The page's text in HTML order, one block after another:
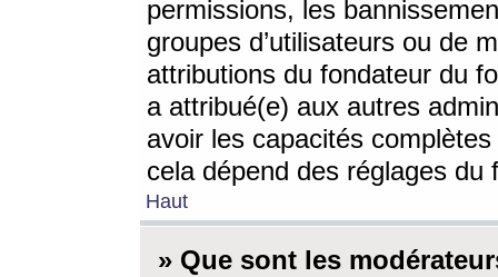
permissions, les
groupes d’utilisateurs ou de
attributions du fondateur du
a attribué(e) aux autres
avoir les capacités
cela dépend des réglages du
Haut
» Que sont les